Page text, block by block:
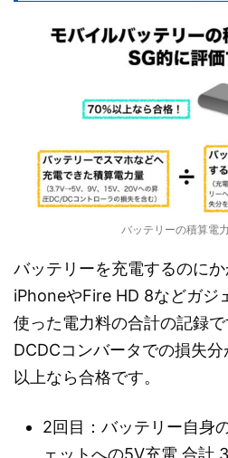
バッテリーの積算電
バッテリーを充電するのにか
iPhoneやFire HD 8などガジ
使った電力料の合計の記録で
DCDCコンバータでの損失
以上なら合格です。
2回目：バッテリー自身
ェットへの5V充電 合計